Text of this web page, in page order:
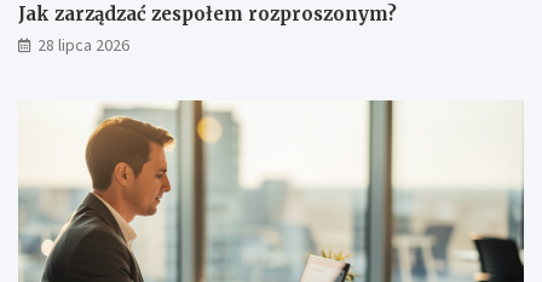
Jak zarządzać zespołem rozproszonym?
28 lipca 2026